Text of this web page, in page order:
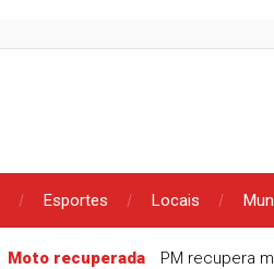
Esportes Locais
Moto recuperada PM recupera